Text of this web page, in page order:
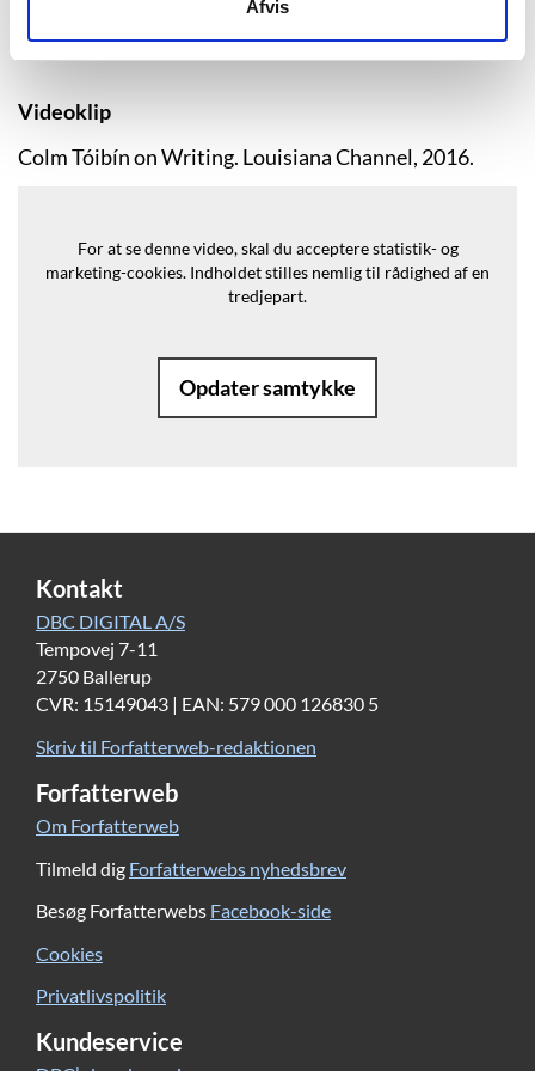
Afvis
Videoklip
Colm Tóibín on Writing. Louisiana Channel, 2016.
For at se denne video, skal du acceptere statistik- og
marketing-cookies. Indholdet stilles nemlig til rådighed af en
tredjepart.
Opdater samtykke
Kontakt
DBC DIGITAL A/S
Tempovej 7-11
2750 Ballerup
CVR: 15149043 | EAN: 579 000 126830 5
Skriv til Forfatterweb-redaktionen
Forfatterweb
Om Forfatterweb
Tilmeld dig Forfatterwebs nyhedsbrev
Besøg Forfatterwebs Facebook-side
Cookies
Privatlivspolitik
Kundeservice